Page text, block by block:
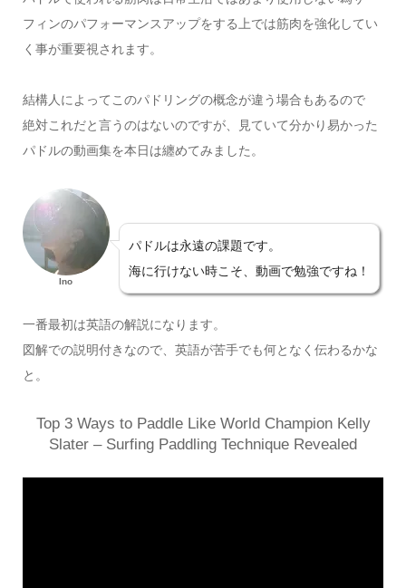
フィンのパフォーマンスアップをする上では筋肉を強化してい
く事が重要視されます。
結構人によってこのパドリングの概念が違う場合もあるので
絶対これだと言うのはないのですが、見ていて分かり易かった
パドルの動画集を本日は纏めてみました。
Ino
パドルは永遠の課題です。
海に行けない時こそ、動画で勉強ですね！
一番最初は英語の解説になります。
図解での説明付きなので、英語が苦手でも何となく伝わるかな
と。
Top 3 Ways to Paddle Like World Champion Kelly
Slater – Surfing Paddling Technique Revealed